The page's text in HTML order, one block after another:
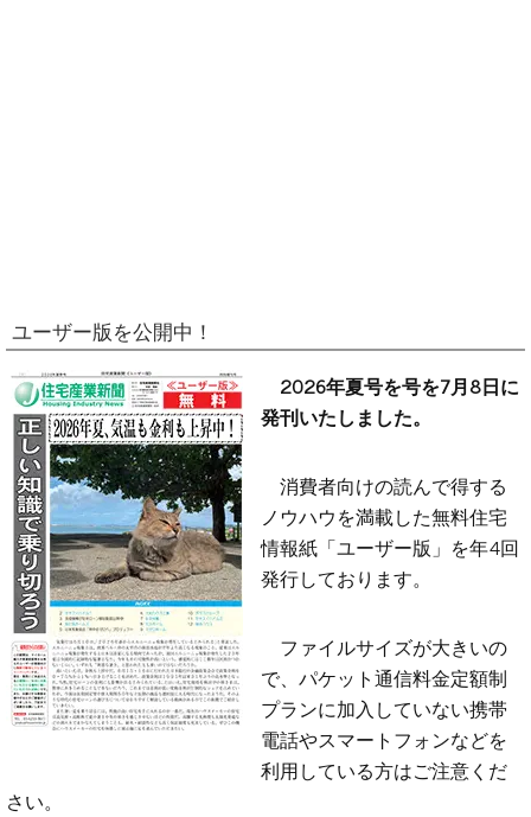
ユーザー版を公開中！
2026年夏号を号を7月8日に
発刊いたしました。
消費者向けの読んで得する
ノウハウを満載した無料住宅
情報紙「ユーザー版」を年4回
発行しております。
ファイルサイズが大きいの
で、パケット通信料金定額制
プランに加入していない携帯
電話やスマートフォンなどを
利用している方はご注意くだ
さい。